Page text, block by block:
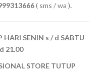
( sms / wa ).
HARI SENIN s / d SABTU
21.00
STORE TUTUP